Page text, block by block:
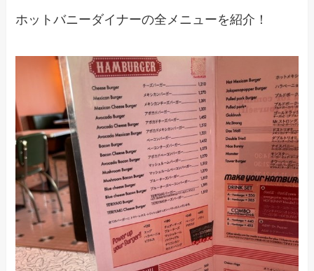
ホットバニーダイナーの全メニューを紹介！